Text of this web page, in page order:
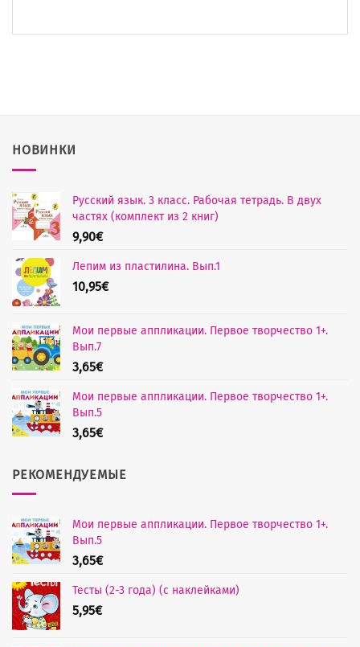
НОВИНКИ
Русский язык. 3 класс. Рабочая тетрадь. В двух
частях (комплект из 2 книг)
9,90€
Лепим из пластилина. Вып.1
10,95€
Мои первые аппликации. Первое творчество 1+.
Вып.7
3,65€
Мои первые аппликации. Первое творчество 1+.
Вып.5
3,65€
РЕКОМЕНДУЕМЫЕ
Мои первые аппликации. Первое творчество 1+.
Вып.5
3,65€
Тесты (2-3 года) (с наклейками)
5,95€